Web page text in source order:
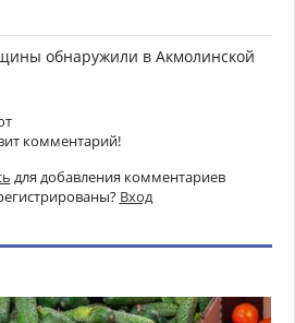
обнаружили в Акмолинской
комментарий!
для добавления комментариев
Вход